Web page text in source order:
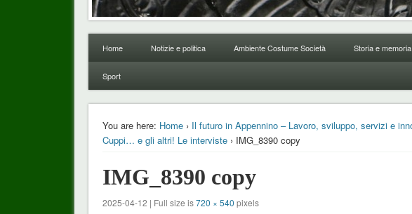
Home Notizie e politica Ambiente Costume Società Storia e memoria
Sport
You are here: Home› Il futuro in Appennino – Lavoro, sviluppo, servizi e
Cuppi… e gli altri! Le interviste› IMG_8390 copy
IMG_8390 copy
2025-04-12 | Full size is720 × 540 pixels